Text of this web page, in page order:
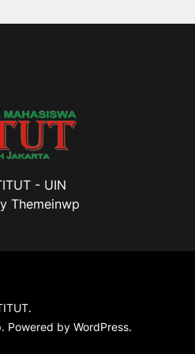
- UIN
Themeinwp
Powered by WordPress.